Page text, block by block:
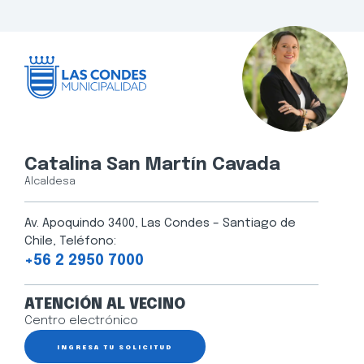
Catalina San Martín Cavada
Alcaldesa
Av. Apoquindo 3400, Las Condes – Santiago de
Chile, Teléfono:
+56 2 2950 7000
ATENCIÓN AL VECINO
Centro electrónico
INGRESA TU SOLICITUD